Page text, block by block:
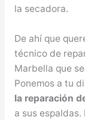
la secadora.
De ahí que
técnico de
Marbella que
Ponemos a tu
la reparación
a sus